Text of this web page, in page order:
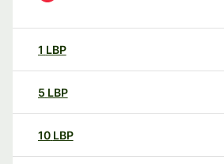
1 LBP
5 LBP
10 LBP